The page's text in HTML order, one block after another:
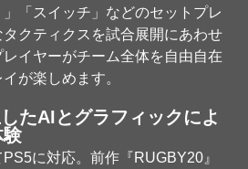
「スイッチ」などのセットプレ
クティクスを試合展開にあわせ
イヤーがチーム全体を自由自在
が楽しめます。
たAIとグラフィックによ
験
に対応。前作『RUGBY20』